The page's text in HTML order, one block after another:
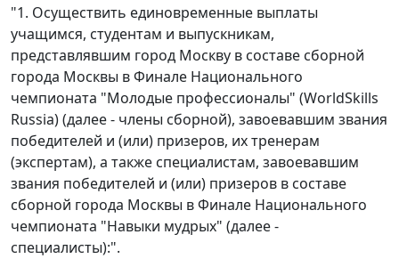
"1. Осуществить единовременные выплаты
учащимся, студентам и выпускникам,
представлявшим город Москву в составе сборной
города Москвы в Финале Национального
чемпионата "Молодые профессионалы" (WorldSkills
Russia) (далее - члены сборной), завоевавшим звания
победителей и (или) призеров, их тренерам
(экспертам), а также специалистам, завоевавшим
звания победителей и (или) призеров в составе
сборной города Москвы в Финале Национального
чемпионата "Навыки мудрых" (далее -
специалисты):".